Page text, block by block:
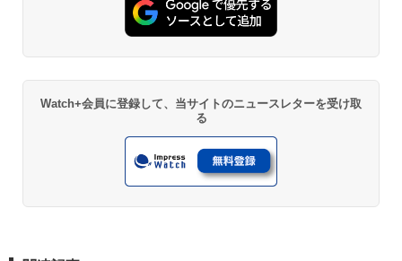
Watch+会員に登録して、当サイトのニュースレターを受け取
る